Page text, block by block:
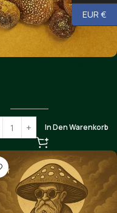
€85.00
In Den Warenkorb
EUR €